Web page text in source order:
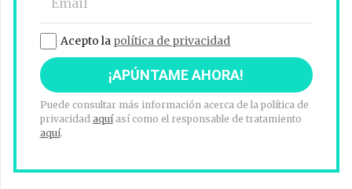
Acepto la política de privacidad
Puede consultar más información acerca de la política de
privacidad aquíasí como el responsable de tratamiento
aquí.